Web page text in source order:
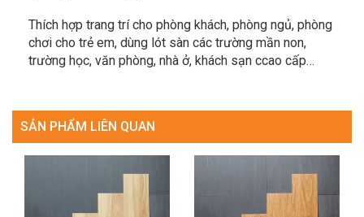
Thích hợp trang trí cho phòng khách, phòng ngủ, phòng
chơi cho trẻ em, dùng lót sàn các trường mần non,
trường học, văn phòng, nhà ở, khách sạn ccao cấp…
SẢN PHẨM LIÊN QUAN